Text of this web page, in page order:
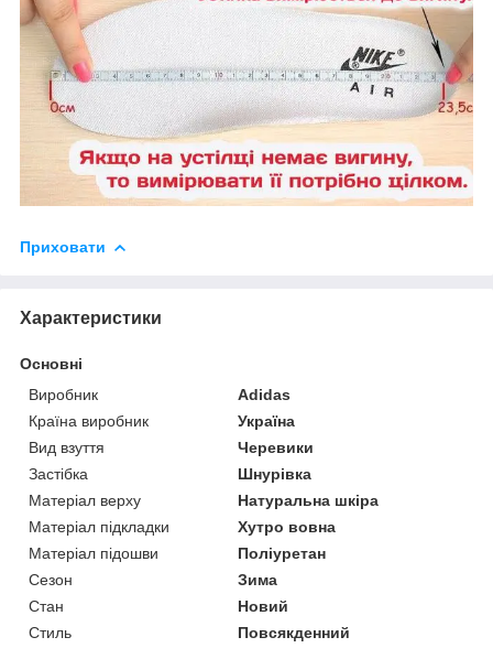
Приховати
Характеристики
Основні
Виробник
Adidas
Країна виробник
Україна
Вид взуття
Черевики
Застібка
Шнурівка
Матеріал верху
Натуральна шкіра
Матеріал підкладки
Хутро вовна
Матеріал підошви
Поліуретан
Сезон
Зима
Стан
Новий
Стиль
Повсякденний